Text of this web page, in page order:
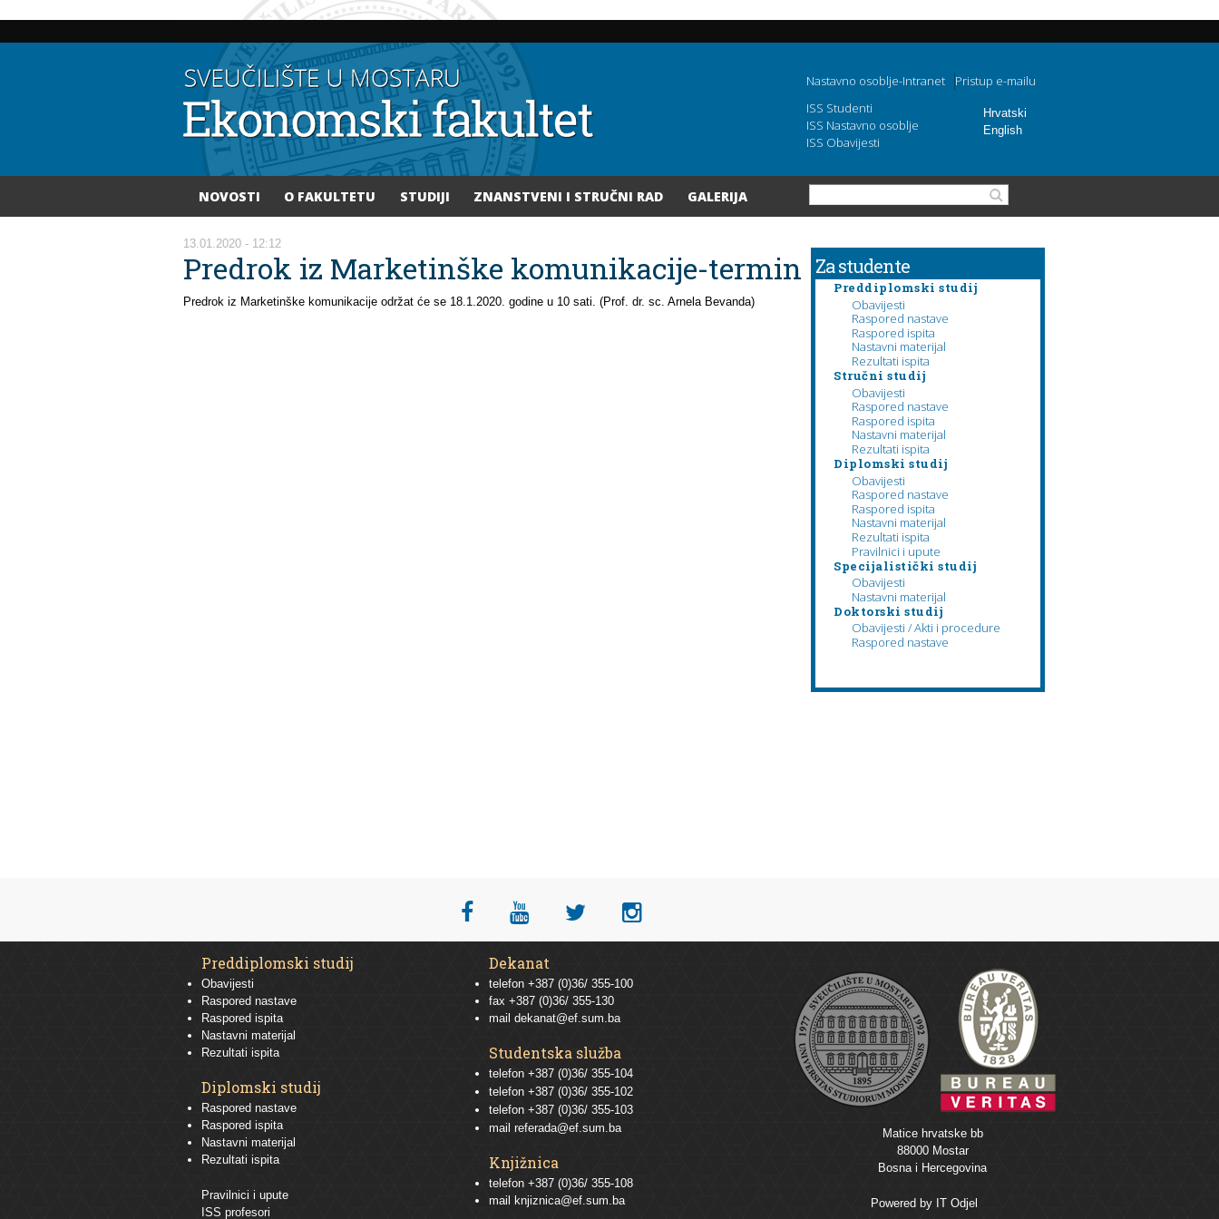
glavni
Hrvatski
English
Nastavno osoblje-Intranet
Pristup e-mailu
ISS Studenti
ISS Nastavno osoblje
ISS Obavijesti
NOVOSTI O FAKULTETU STUDIJI ZNANSTVENI I STRUČNI RAD GALERIJA Obrazac pretraživanja
Vi ste ovdje
13.01.2020 - 12:12
Predrok iz Marketinške komunikacije-termin
Predrok iz Marketinške komunikacije održat će se 18.1.2020. godine u 10 sati. (Prof. dr. sc. Arnela Bevanda)
Za studente
Preddiplomski studij
Obavijesti
Raspored nastave
Raspored ispita
Nastavni materijal
Rezultati ispita
Stručni studij
Obavijesti
Raspored nastave
Raspored ispita
Nastavni materijal
Rezultati ispita
Diplomski studij
Obavijesti
Raspored nastave
Raspored ispita
Nastavni materijal
Rezultati ispita
Pravilnici i upute
Specijalistički studij
Obavijesti
Nastavni materijal
Doktorski studij
Obavijesti / Akti i procedure
Raspored nastave
Preddiplomski studij
Obavijesti
Raspored nastave
Raspored ispita
Nastavni materijal
Rezultati ispita
Diplomski studij
Raspored nastave
Raspored ispita
Nastavni materijal
Rezultati ispita
Pravilnici i upute
ISS profesori
Dekanat
telefon +387 (0)36/ 355-100
fax +387 (0)36/ 355-130
mail dekanat@ef.sum.ba
Studentska služba
telefon +387 (0)36/ 355-104
telefon +387 (0)36/ 355-102
telefon +387 (0)36/ 355-103
mail referada@ef.sum.ba
Knjižnica
telefon +387 (0)36/ 355-108
mail
knjiznica@ef.sum.ba
Matice hrvatske bb
88000 Mostar
Bosna i Hercegovina
Powered by IT Odjel